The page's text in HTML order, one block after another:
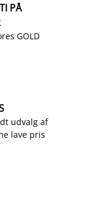
PÅ
GOLD
udvalg af
lave pris